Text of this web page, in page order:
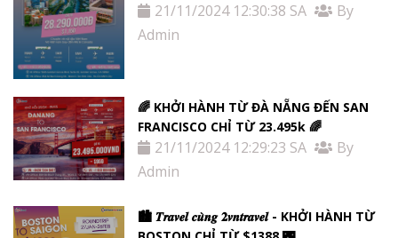
21/11/2024 12:30:38 SA
By
Admin
🌈 KHỞI HÀNH TỪ ĐÀ NẴNG ĐẾN SAN
FRANCISCO CHỈ TỪ 23.495k 🌈
21/11/2024 12:29:23 SA
By
Admin
🏙 𝑻𝒓𝒂𝒗𝒆𝒍 𝒄𝒖̀𝒏𝒈 𝟐𝒗𝒏𝒕𝒓𝒂𝒗𝒆𝒍 - KHỞI HÀNH TỪ